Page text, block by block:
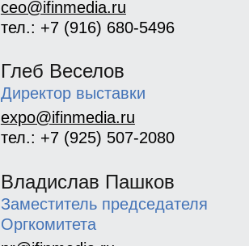
ceo@ifinmedia.ru
тел.: +7 (916) 680-5496
Глеб Веселов
Директор выставки
expo@ifinmedia.ru
тел.: +7 (925) 507-2080
Владислав Пашков
Заместитель председателя
Оргкомитета